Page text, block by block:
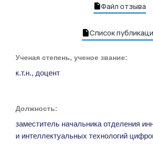
Файл отзыва
Список
Ученая степень, ученое звание:
к.т.н., доцент
Должность:
заместитель начальника отделения
и интеллектуальных технологий